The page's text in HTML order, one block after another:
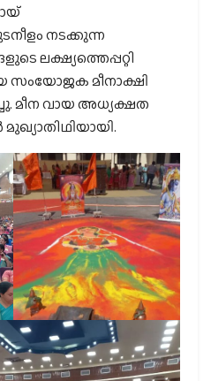
നടക്കുന്ന
ലക്ഷ്യത്തെപ്പറ്റി
സംയോജക മീനാക്ഷി
മീന വായ അധ്യക്ഷത